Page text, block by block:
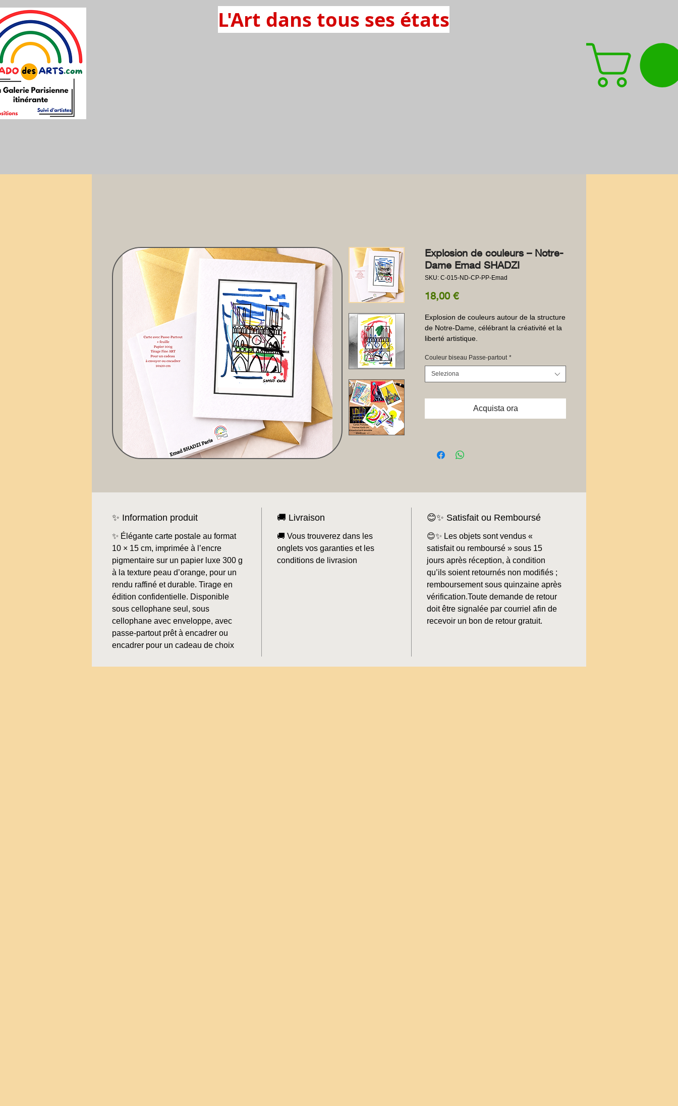
L'Art dans tous ses états
Explosion de couleurs – Notre-
Dame Emad SHADZI
SKU: C-015-ND-CP-PP-Emad
18,00 €Prezzo
Explosion de couleurs autour de la structure
de Notre-Dame, célébrant la créativité et la
liberté artistique.
Couleur biseau Passe-partout *
Seleziona
Acquista ora
✨ Information produit
✨ Élégante carte postale au format
10 × 15 cm, imprimée à l’encre
pigmentaire sur un papier luxe 300 g
à la texture peau d’orange, pour un
rendu raffiné et durable. Tirage en
édition confidentielle. Disponible
sous cellophane seul, sous
cellophane avec enveloppe, avec
passe-partout prêt à encadrer ou
encadrer pour un cadeau de choix
🚚 Livraison
🚚 Vous trouverez dans les
onglets vos garanties et les
conditions de livrasion
😊✨ Satisfait ou Remboursé
😊✨ Les objets sont vendus «
satisfait ou remboursé » sous 15
jours après réception, à condition
qu’ils soient retournés non modifiés ;
remboursement sous quinzaine après
vérification.Toute demande de retour
doit être signalée par courriel afin de
recevoir un bon de retour gratuit.